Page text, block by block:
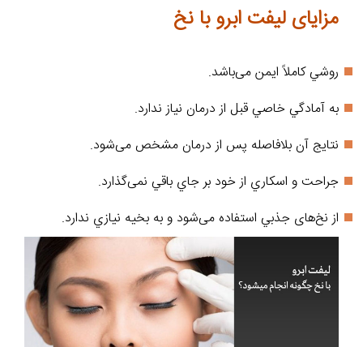
مزايای ليفت ابرو با نخ
روشي کاملاً ايمن می‌باشد.
به آمادگي خاصي قبل از درمان نياز ندارد.
نتایج آن بلافاصله پس از درمان مشخص می‌شود.
جراحت و اسکاري از خود بر جاي باقي نمی‌گذارد.
از نخ‌های جذبي استفاده می‌شود و به بخيه نيازي ندارد.